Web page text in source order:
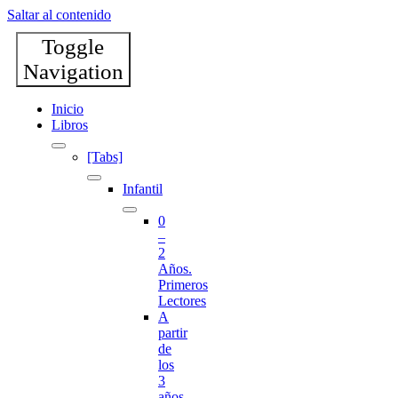
Saltar al contenido
Toggle
Navigation
Inicio
Libros
[Tabs]
Infantil
0
–
2
Años.
Primeros
Lectores
A
partir
de
los
3